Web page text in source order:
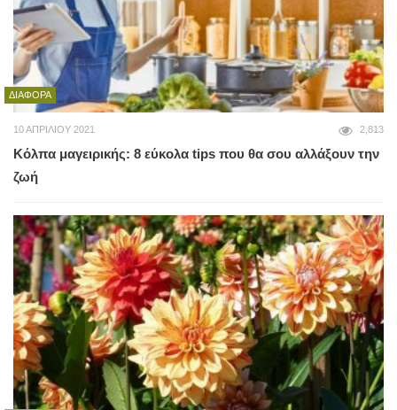
ΔΙΆΦΟΡΑ
10 ΑΠΡΙΛΊΟΥ 2021 2,813
Κόλπα μαγειρικής: 8 εύκολα tips που θα σου αλλάξουν την
ζωή